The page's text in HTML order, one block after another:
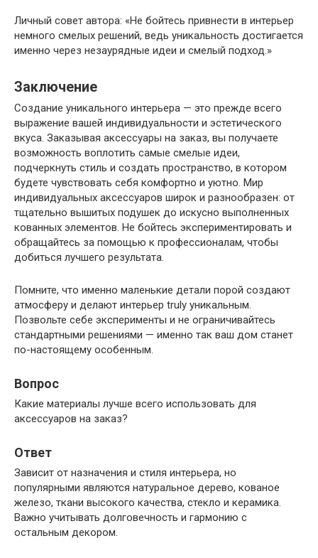
Личный совет автора: «Не бойтесь привнести в интерьер
немного смелых решений, ведь уникальность достигается
именно через незаурядные идеи и смелый подход.»
Заключение
Создание уникального интерьера — это прежде всего
выражение вашей индивидуальности и эстетического
вкуса. Заказывая аксессуары на заказ, вы получаете
возможность воплотить самые смелые идеи,
подчеркнуть стиль и создать пространство, в котором
будете чувствовать себя комфортно и уютно. Мир
индивидуальных аксессуаров широк и разнообразен: от
тщательно вышитых подушек до искусно выполненных
кованных элементов. Не бойтесь экспериментировать и
обращайтесь за помощью к профессионалам, чтобы
добиться лучшего результата.
Помните, что именно маленькие детали порой создают
атмосферу и делают интерьер truly уникальным.
Позвольте себе эксперименты и не ограничивайтесь
стандартными решениями — именно так ваш дом станет
по-настоящему особенным.
Вопрос
Какие материалы лучше всего использовать для
аксессуаров на заказ?
Ответ
Зависит от назначения и стиля интерьера, но
популярными являются натуральное дерево, кованое
железо, ткани высокого качества, стекло и керамика.
Важно учитывать долговечность и гармонию с
остальным декором.